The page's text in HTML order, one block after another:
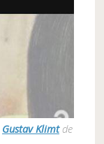
Gustav Klimtde